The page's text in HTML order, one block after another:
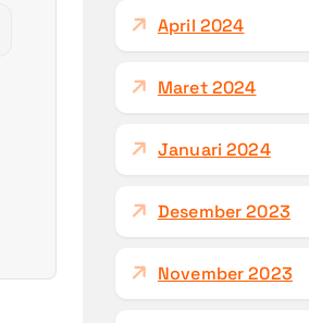
April 2024
Maret 2024
Januari 2024
Desember 2023
November 2023